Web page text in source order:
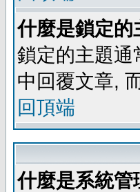
什麼是鎖定的
鎖定的主題通
中回覆文章,
回頂端
什麼是系統管